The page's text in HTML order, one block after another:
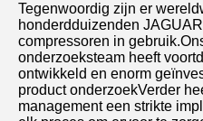
Tegenwoordig zijn er
honderdduizenden
compressoren in
onderzoeksteam heeft
ontwikkeld en enorm
product onderzoekVerder
management een strikte